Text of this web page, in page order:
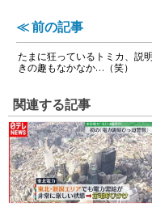
≪ 前の記事
たまに狂っているトミカ、説
きの趣もなかなか…（笑）
関連する記事